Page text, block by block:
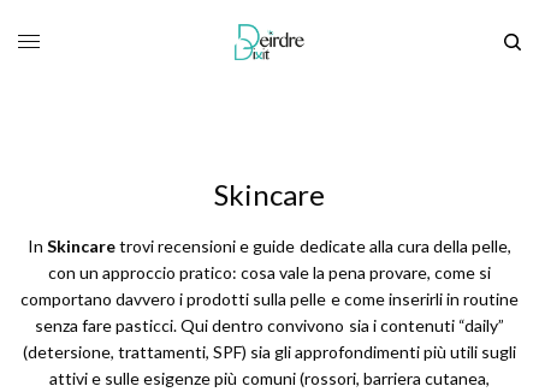
Skincare
InSkincaretrovi recensioni e guide dedicate alla cura della pelle,
con un approccio pratico: cosa vale la pena provare, come si
comportano davvero i prodotti sulla pelle e come inserirli in routine
senza fare pasticci. Qui dentro convivono sia i contenuti “daily”
(detersione, trattamenti, SPF) sia gli approfondimenti più utili sugli
attivi e sulle esigenze più comuni (rossori, barriera cutanea,